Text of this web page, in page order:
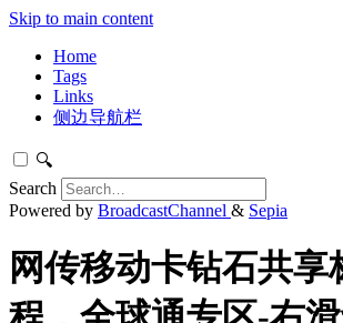
Skip to main content
Home
Tags
Links
侧边导航栏
🔍
Search
Powered by BroadcastChannel & Sepia
网传移动卡钻石共享